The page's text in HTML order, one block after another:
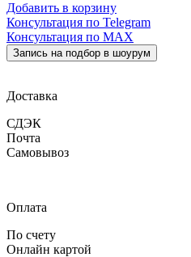
Добавить в корзину
Консультация по Telegram
Консультация по MAX
Запись на подбор в шоурум
Доставка
СДЭК
Почта
Самовывоз
Оплата
По счету
Онлайн картой